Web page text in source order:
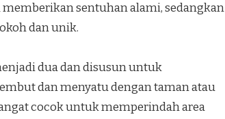
sentuhan alami, sedangkan
dan unik.
dua dan disusun untuk
dan menyatu dengan taman atau
cocok untuk memperindah area